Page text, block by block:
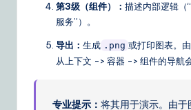
第3级（组件）： 描述内部逻辑（
服务”）。
导出： 生成 .png 或打印图表。
从上下文 -> 容器 -> 组件的导航
专业提示：将其用于演示。由于